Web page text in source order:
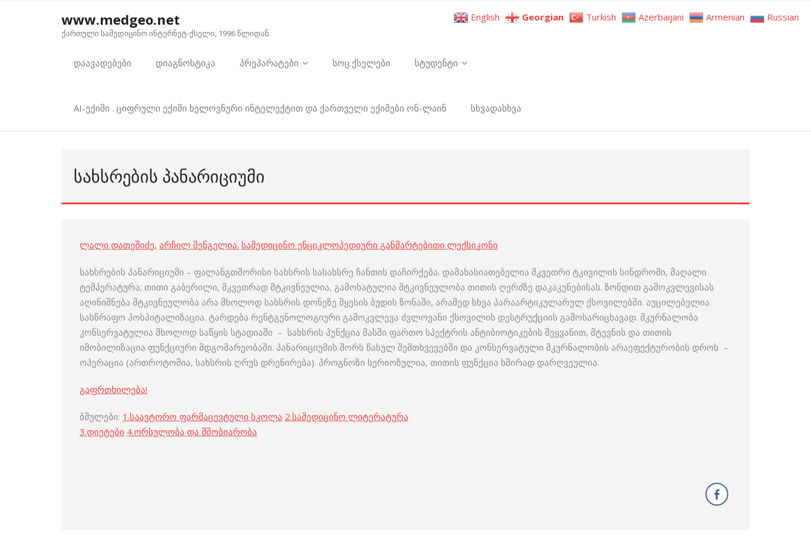
www.medgeo.net
ქართული სამედიცინო ინტერნეტ-ქსელი, 1996 წლიდან
დაავადებები დიაგნოსტიკა პრეპარატები სოც.ქსელები სტუდენტი
AI-ექიმი . ციფრული ექიმი ხელოვნური ინტელექტით და ქართველი ექიმები ონ-ლაინ სხვადასხვა
ᲡᲐᲮᲡᲠᲔᲑᲘᲡ ᲞᲐᲜᲐᲠᲘᲪᲘᲣᲛᲘ
ლალი დათეშიძე, არჩილ შენგელია. სამედიცინო ენციკლოპედიური განმარტებითი ლექსიკონი
სახსრების პანარიციუმი – ფალანგთშორისი სახსრის სასახსრე ჩანთის დაჩირქება. დამახასიათებელია მკვეთრი ტკივილის სინდრომი, მაღალი
ტემპერატურა; თითი გაბერილი, მკვეთრად მტკივნეულია, გამოხატულია მტკივნეულობა თითის ღერძზე დაკაკუნებისას. ზონდით გამოკვლევისას
აღინიშნება მტკივნეულობა არა მხოლოდ სახსრის დონეზე მყესის ბუდის ზონაში, არამედ სხვა პარაარტიკულარულ ქსოვილებში. აუცილებელია
სასწრაფო ჰოსპიტალიზაცია. ტარდება რენტგენოლოგიური გამოკვლევა ძვლოვანი ქსოვილის დესტრუქციის გამოსარიცხავად. მკურნალობა
კონსერვატულია მხოლოდ საწყის სტადიაში – სახსრის პუნქცია მასში ფართო სპექტრის ანტიბიოტიკების შეყვანით, მტევნის და თითის
იმობილიზაცია ფუნქციური მდგომარეობაში. პანარიციუმის შორს წასულ შემთხვევებში და კონსერვატული მკურნალობის არაეფექტურობის დროს –
ოპერაცია (ართროტომია, სახსრის ღრუს დრენირება). პროგნოზი სერიოზულია, თითის ფუნქცია ხშირად დარღვეულია.
გაფრთხილება!
ბმულები: 1.საავტორო ფარმაცევტული სკოლა 2.სამედიცინო ლიტერატურა
3.დიეტები 4.ორსულობა და მშობიარობა
English Georgian Turkish Azerbaijani Armenian Russian